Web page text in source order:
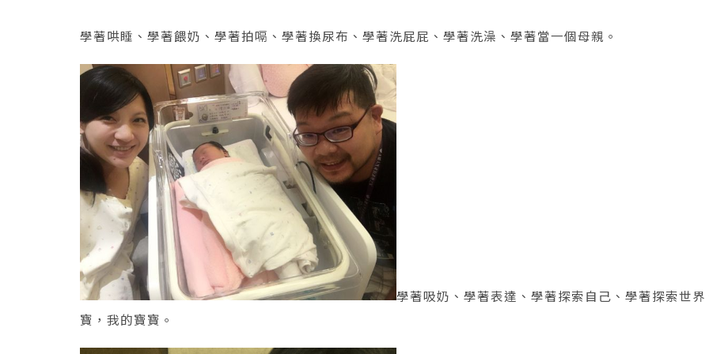
學著哄睡、學著餵奶、學著拍嗝、學著換尿布、學著洗屁屁、學著洗澡、學著當一個母親。
學著吸奶、學著表達、學著探索自己、學著探索世
寶，我的寶寶。